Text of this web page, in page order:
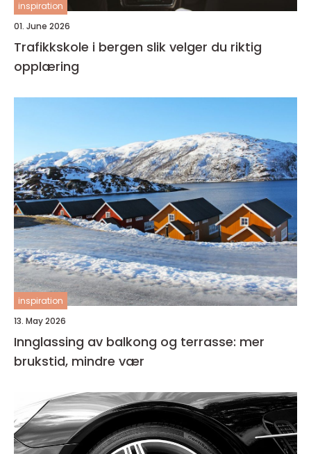
inspiration
01. June 2026
Trafikkskole i bergen slik velger du riktig
opplæring
inspiration
13. May 2026
Innglassing av balkong og terrasse: mer
brukstid, mindre vær